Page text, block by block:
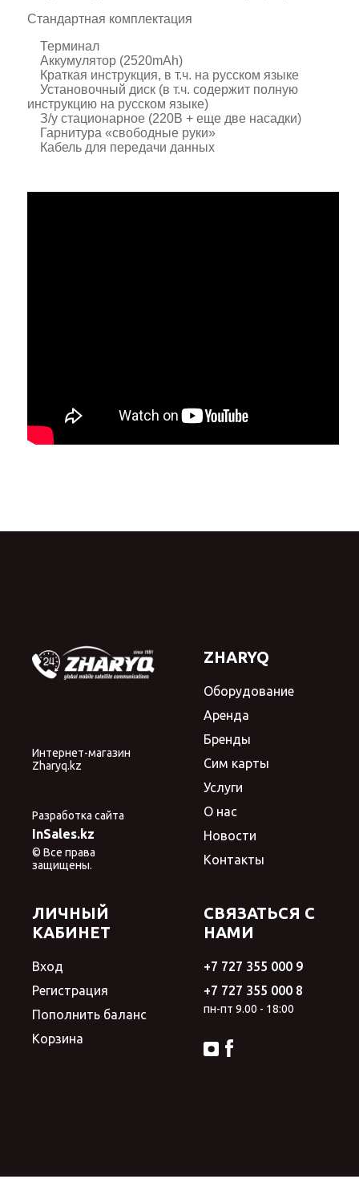
Стандартная комплектация
Терминал
Аккумулятор (2520mAh)
Краткая инструкция, в т.ч. на русском языке
Установочный диск (в т.ч. содержит полную
инструкцию на русском языке)
З/у стационарное (220В + еще две насадки)
Гарнитура «свободные руки»
Кабель для передачи данных
Интернет-магазин
Zharyq.kz
Разработка сайта
InSales.kz
© Все права
защищены.
ZHARYQ
Оборудование
Аренда
Бренды
Сим карты
Услуги
О нас
Новости
Контакты
ЛИЧНЫЙ
КАБИНЕТ
Вход
Регистрация
Пополнить баланс
Корзина
СВЯЗАТЬСЯ С
НАМИ
+7 727 355 000 9
+7 727 355 000 8
пн-пт 9.00 - 18:00